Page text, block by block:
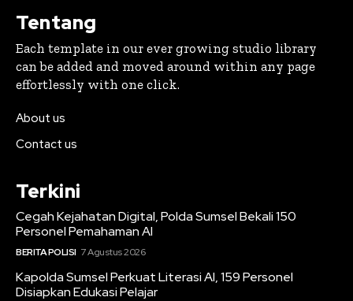
Tentang
Each template in our ever growing studio library
can be added and moved around within any page
effortlessly with one click.
About us
Contact us
Terkini
Cegah Kejahatan Digital, Polda Sumsel Bekali 150
Personel Pemahaman AI
BERITA POLISI 7 Agustus 2026
Kapolda Sumsel Perkuat Literasi AI, 159 Personel
Disiapkan Edukasi Pelajar